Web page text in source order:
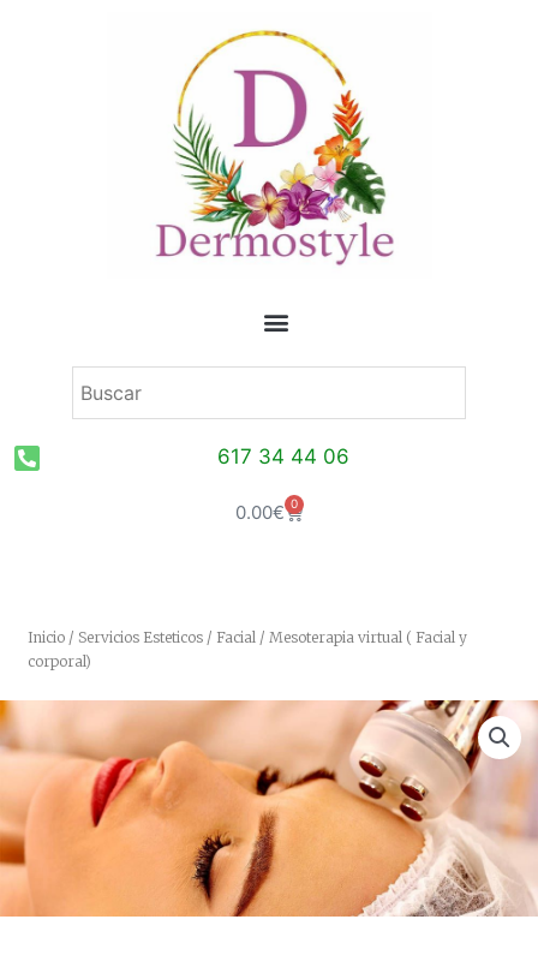
617 34 44 06
0.00€ 0 Carrito
Inicio / Servicios Esteticos / Facial / Mesoterapia virtual ( Facial y
corporal)